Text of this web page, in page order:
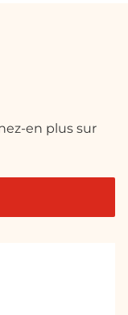
en plus sur